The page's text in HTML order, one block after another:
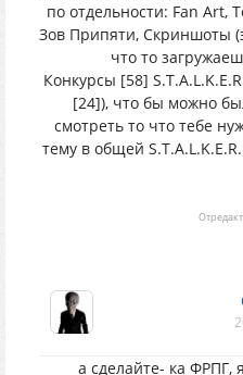
по отдельности: Fan Art,
Зов Припяти, Скриншоты
что то
Конкурсы [58]
[24]), что бы можно
смотреть то что тебе
тему в общей
а сделайте- ка